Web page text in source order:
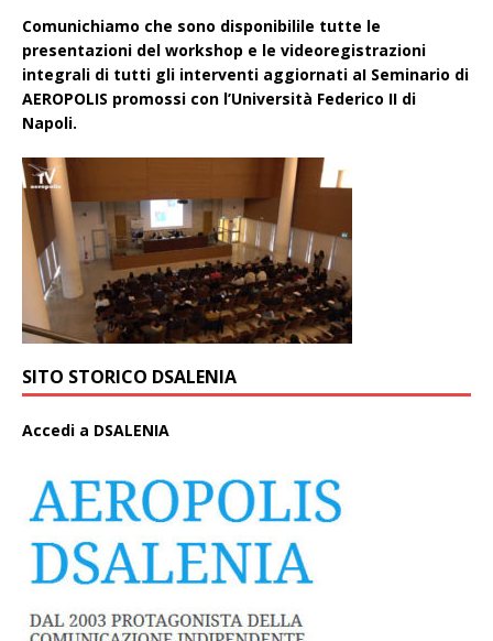
Comunichiamo che sono disponibilile tutte le
presentazioni del workshop e le videoregistrazioni
integrali di tutti gli interventi aggiornati aI Seminario di
AEROPOLIS promossi con l’Università Federico II di
Napoli.
SITO STORICO DSALENIA
Accedi a DSALENIA